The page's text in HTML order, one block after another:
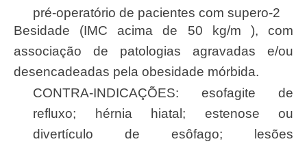
pré-operatório de pacientes com supero-2
besidade (IMC acima de 50 kg/m ), com
associação de patologias agravadas e/ou
desencadeadas pela obesidade mórbida.
CONTRA-INDICAÇÕES: esofagite de
refluxo; hérnia hiatal; estenose ou
divertículo de esôfago; lesões